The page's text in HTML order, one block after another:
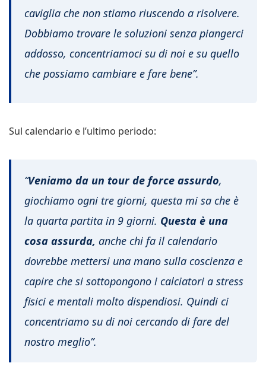
caviglia che non stiamo riuscendo a risolvere.
Dobbiamo trovare le soluzioni senza piangerci
addosso, concentriamoci su di noi e su quello
che possiamo cambiare e fare bene”.
Sul calendario e l’ultimo periodo:
“Veniamo da un tour de force assurdo,
giochiamo ogni tre giorni, questa mi sa che è
la quarta partita in 9 giorni. Questa è una
cosa assurda, anche chi fa il calendario
dovrebbe mettersi una mano sulla coscienza e
capire che si sottopongono i calciatori a stress
fisici e mentali molto dispendiosi. Quindi ci
concentriamo su di noi cercando di fare del
nostro meglio”.